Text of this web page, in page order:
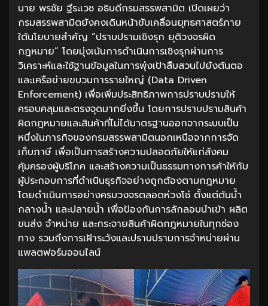
นาย พรชัย ฐีระเวช อธิบดีกรมสรรพสามิต เปิดเผยว่า
กรมสรรพสามิตยังคงเดินหน้าขับเคลื่อนยุทธศาสตร์ภาย
ใต้นโยบายสำคัญ “ปราบปรามเชิงรุก ยุติวงจรผิด
กฎหมาย” โดยมุ่งเน้นการดำเนินการเชิงรุกผ่านการ
วิเคราะห์และใช้ฐานข้อมูลในการพุ่งเป้าสืบสวนไปยังต้นตอ
และเครือข่ายขบวนการรายใหญ่ (Data Driven
Enforcement) เพื่อเพิ่มประสิทธิภาพการปราบปรามให้
ครอบคลุมและตรงจุดมากยิ่งขึ้น โดยการปราบปรามสินค้า
ผิดกฎหมายและสินค้าที่ไม่ได้มาตรฐานออกจากระบบเป็น
หนึ่งในภารกิจของกรมสรรพสามิตนอกเหนือจากการจัด
เก็บภาษี เพื่อเป็นการสร้างความปลอดภัยให้แก่สังคม
คุ้มครองผู้บริโภค และสร้างความเป็นธรรมทางการค้าให้กับ
ผู้ประกอบการที่ดำเนินธุรกิจอย่างถูกต้องตามกฎหมาย
โดยดำเนินการอย่างครบวงจรตลอดห่วงโซ่ ตั้งแต่ต้นน้ำ
กลางน้ำ และปลายน้ำ เพื่อป้องกันการลักลอบนำเข้า ผลิต
ขนส่ง จำหน่าย และกระจายสินค้าผิดกฎหมายในทุกช่อง
ทาง รวมถึงการเฝ้าระวังและปราบปรามการจำหน่ายผ่าน
แพลตฟอร์มออนไลน์